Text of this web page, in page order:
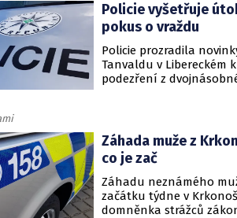
Policie vyšetřuje
pokus o vraždu
Policie prozradila
Tanvaldu v Libereckém
podezření z
Záhada muže z
co je zač
Záhadu neznámého
začátku týdne v
domněnka strážců